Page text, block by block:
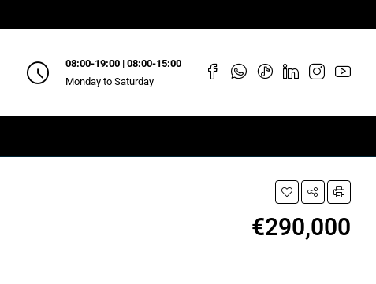
08:00-19:00 | 08:00-15:00
Monday to Saturday
€290,000